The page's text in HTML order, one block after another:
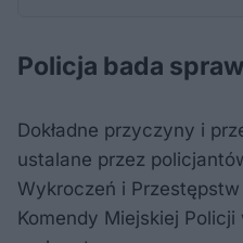
Policja bada
Dokładne przyczyny i
ustalane przez
Wykroczeń i
Komendy Miejskiej